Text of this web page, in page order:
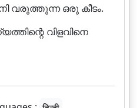
വരുത്തുന്ന ഒരു കീടം.
വിളവിനെ